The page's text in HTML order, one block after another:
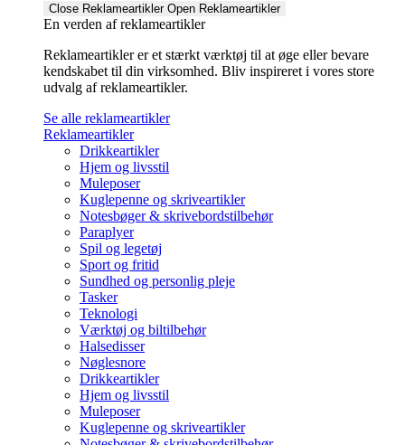
Close Reklameartikler Open Reklameartikler
En verden af reklameartikler ​
Reklameartikler er et stærkt værktøj til at øge eller bevare
kendskabet til din virksomhed. Bliv inspireret i vores store
udvalg af reklameartikler.
Se alle reklameartikler
Reklameartikler
Drikkeartikler
Hjem og livsstil
Muleposer
Kuglepenne og skriveartikler
Notesbøger & skrivebordstilbehør
Paraplyer
Spil og legetøj
Sport og fritid
Sundhed og personlig pleje
Tasker
Teknologi
Værktøj og biltilbehør
Halsedisser
Nøglesnore
Drikkeartikler
Hjem og livsstil
Muleposer
Kuglepenne og skriveartikler